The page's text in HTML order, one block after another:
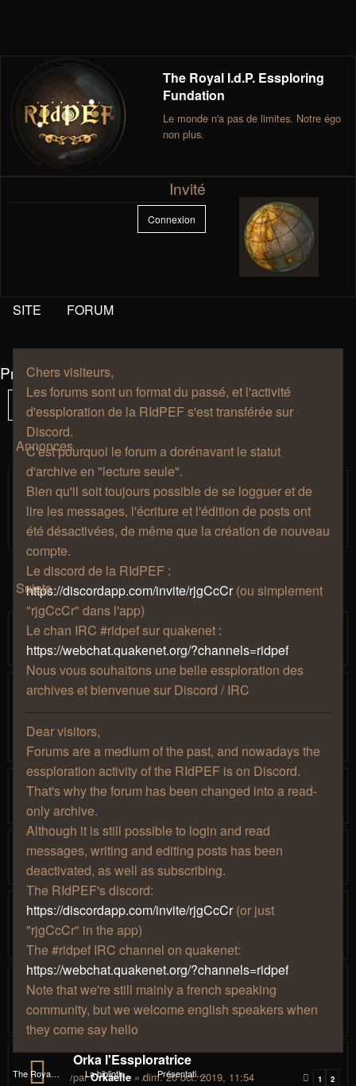
The Royal I.d.P. Essploring
Fundation
Le monde n'a pas de limites. Notre égo
non plus.
Invité
Connexion
SITE FORUM
Chers visiteurs,
Les forums sont un format du passé, et l'activité
d'essploration de la RIdPEF s'est transférée sur
Discord.
C'est pourquoi le forum a dorénavant le statut
d'archive en "lecture seule".
Bien qu'il soit toujours possible de se logguer et de
lire les messages, l'écriture et l'édition de posts ont
été désactivées, de même que la création de nouveau
compte.
Le discord de la RIdPEF :
https://discordapp.com/invite/rjgCcCr(ou simplement
"rjgCcCr" dans l'app)
Le chan IRC #ridpef sur quakenet :
https://webchat.quakenet.org/?channels=ridpef
Nous vous souhaitons une belle essploration des
archives et bienvenue sur Discord / IRC
Dear visitors,
Forums are a medium of the past, and nowadays the
essploration activity of the RIdPEF is on Discord.
That's why the forum has been changed into a read-
only archive.
Although it is still possible to login and read
messages, writing and editing posts has been
deactivated, as well as subscribing.
The RIdPEF's discord:
https://discordapp.com/invite/rjgCcCr(or just
"rjgCcCr" in the app)
The #ridpef IRC channel on quakenet:
https://webchat.quakenet.org/?channels=ridpef
Note that we're still mainly a french speaking
community, but we welcome english speakers when
they come say hello
The Royal I.d.P. Essploring Fundation La bibliothèque du manoir Von Mortekaï Présentations et avancée des essplorateurs
Présentations et avancée des essplorateurs
Verrouillé 235 sujets
Annonces
Règles de bienséance.
parZhao» jeu. 27 août 2009, 12:57 » dansSalon de
café
Sujets
Abyssum, pirate itinérant
parPouletSansTete» mer. 20 sept. 2023, 14:18
Thaldrïn l'essplorateur du temps, de
l'espace et des trucs bizarres.
par
févr. 2016, 02:00
[C.V.] Kolgor, un explorateur classique
par » jeu. 20 mai 2021, 13:48
Ainz l'essplorateur du dimanche !
par Ainz » mar. 09 juin 2020, 03:30
Mennethil le nouveau dans l'essplo !
parMennethil
juil. 2018, 03:40
Helvete, l'essploration démoniaque !
…
» dim. 09 juin
2019, 03:35
Orka l'Essploratrice
1 2
parOrkaelle » dim. 20 oct. 2019, 11:54